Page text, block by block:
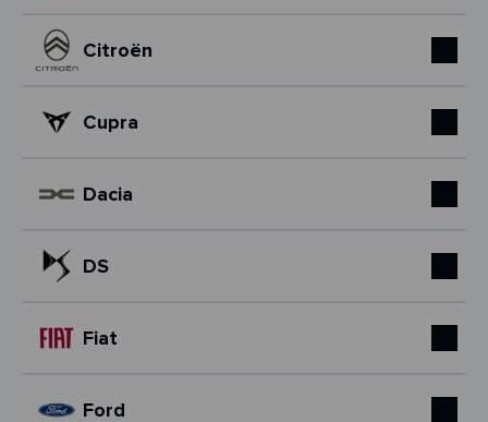
Citroën
Cupra
Dacia
DS
Fiat
Ford